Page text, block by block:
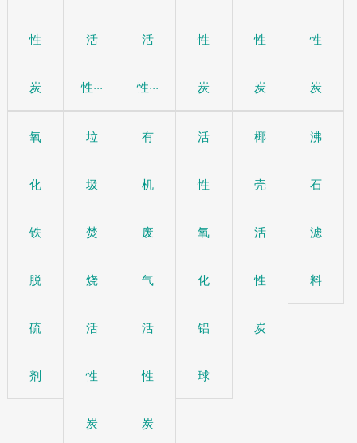
性
炭
活
性···
活
性···
性
炭
性
炭
性
炭
氧
化
铁
脱
硫
剂
垃
圾
焚
烧
活
性
炭
有
机
废
气
活
性
炭
活
性
氧
化
铝
球
椰
壳
活
性
炭
沸
石
滤
料